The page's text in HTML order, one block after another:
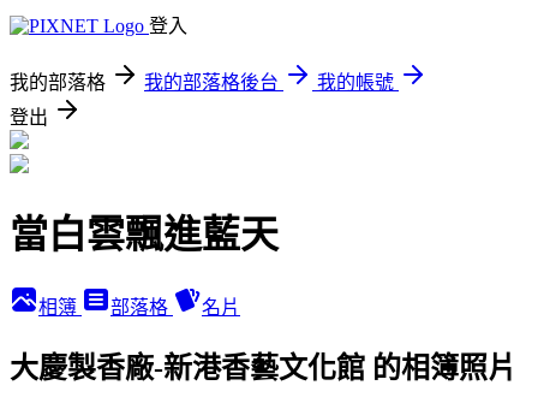
登入
我的部落格 我的部落格後台
我的帳號
登出
當白雲飄進藍天
相簿 部落格 名片
大慶製香廠-新港香藝文化館 的相簿照片